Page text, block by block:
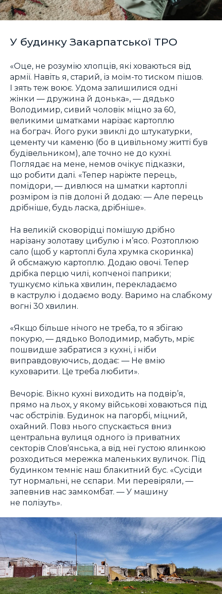
У будинку Закарпатської ТРО
«Оце, не розумію хлопців, які ховаються від
армії. Навіть я, старий, із моїм-то тиском пішов.
І зять теж воює. Удома залишилися одні
жінки — дружина й донька», — дядько
Володимир, сивий чоловік міцно за 60,
великими шматками нарізає картоплю
на бограч. Його руки звиклі до штукатурки,
цементу чи каменю (бо в цивільному житті був
будівельником), але точно не до кухні.
Поглядає на мене, немов очікує підказки,
що робити далі. «Тепер наріжте перець,
помідори, — дивлюся на шматки картоплі
розміром із пів долоні й додаю: — Але перець
дрібніше, будь ласка, дрібніше».
На великій сковорідці помішую дрібно
нарізану золотаву цибулю і м’ясо. Розтоплюю
сало (щоб у картоплі була хрумка скоринка)
й обсмажую картоплю. Додаю овочі. Тепер
дрібка перцю чилі, копченої паприки;
тушкуємо кілька хвилин, перекладаємо
в каструлю і додаємо воду. Варимо на слабкому
вогні 30 хвилин.
«Якщо більше нічого не треба, то я збігаю
покурю, — дядько Володимир, мабуть, мріє
пошвидше забратися з кухні, і ніби
виправдовуючись, додає: — Не вмію
куховарити. Це треба любити».
Вечоріє. Вікно кухні виходить на подвір’я,
прямо на льох, у якому військові ховаються під
час обстрілів. Будинок на пагорбі, міцний,
охайний. Повз нього спускається вниз
центральна вулиця одного із приватних
секторів Слов’янська, а від неї густою ялинкою
розходиться мережка маленьких вуличок. Під
будинком темніє наш блакитний бус. «Сусіди
тут нормальні, не сєпари. Ми перевіряли, —
запевнив нас замкомбат. — У машину
не полізуть».